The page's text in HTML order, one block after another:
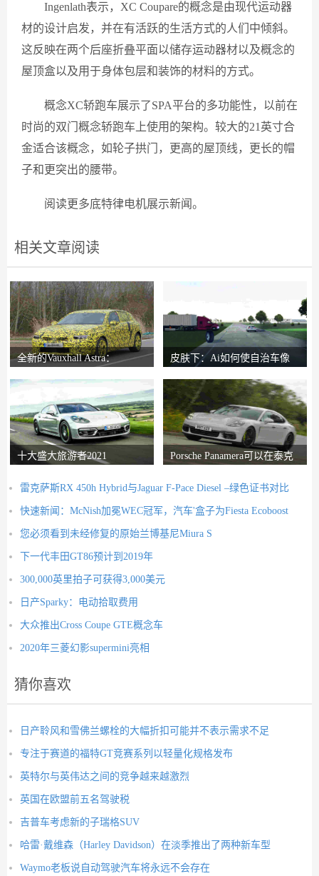
Ingenlath表示，XC Coupare的概念是由现代运动器
材的设计启发，并在有活跃的生活方式的人们中倾斜。
这反映在两个后座折叠平面以储存运动器材以及概念的
屋顶盒以及用于身体包层和装饰的材料的方式。
概念XC轿跑车展示了SPA平台的多功能性，以前在
时尚的双门概念轿跑车上使用的架构。较大的21英寸合
金适合该概念，如轮子拱门，更高的屋顶线，更长的帽
子和更突出的腰带。
阅读更多底特律电机展示新闻。
相关文章阅读
全新的Vauxhall Astra：
皮肤下：Ai如何使自治车像
十大盛大旅游者2021
Porsche Panamera可以在泰克
雷克萨斯RX 450h Hybrid与Jaguar F-Pace Diesel –绿色证书对比
快速新闻：McNish加冕WEC冠军，汽车'盒子为Fiesta Ecoboost
您必须看到未经修复的原始兰博基尼Miura S
下一代丰田GT86预计到2019年
300,000英里拍子可获得3,000美元
日产Sparky：电动拾取费用
大众推出Cross Coupe GTE概念车
2020年三菱幻影supermini亮相
猜你喜欢
日产聆风和雪佛兰螺栓的大幅折扣可能并不表示需求不足
专注于赛道的福特GT竞赛系列以轻量化规格发布
英特尔与英伟达之间的竞争越来越激烈
英国在欧盟前五名驾驶税
吉普车考虑新的子瑞格SUV
哈雷·戴维森（Harley Davidson）在淡季推出了两种新车型
Waymo老板说自动驾驶汽车将永远不会存在